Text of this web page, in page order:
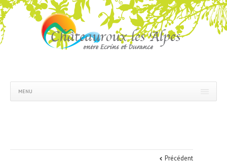
MENU
Précédent